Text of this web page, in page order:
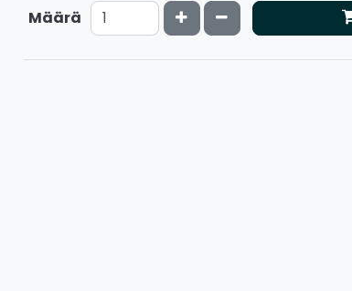
Määrä Kasvata määrää
Vähennä määrää